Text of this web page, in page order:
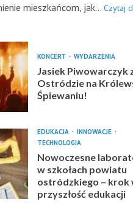
mieszkańcom, jak... Czytaj
KONCERT WYDARZENIA
Jasiek Piwowarczyk
Ostródzie na
Śpiewaniu!
EDUKACJA
INNOWACJE
TECHNOLOGIA
Nowoczesne
w szkołach powiatu
ostródzkiego – krok
przyszłość edukacji